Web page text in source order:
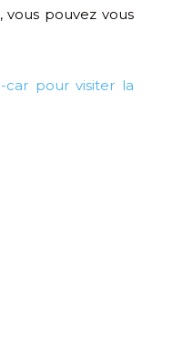
vous pouvez vous
car pour visiter la